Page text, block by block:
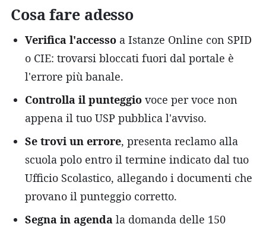
Cosa fare adesso
Verifica l'accesso a Istanze Online con SPID
o CIE: trovarsi bloccati fuori dal portale è
l'errore più banale.
Controlla il punteggio voce per voce non
appena il tuo USP pubblica l'avviso.
Se trovi un errore, presenta reclamo alla
scuola polo entro il termine indicato dal tuo
Ufficio Scolastico, allegando i documenti che
provano il punteggio corretto.
Segna in agenda la domanda delle 150